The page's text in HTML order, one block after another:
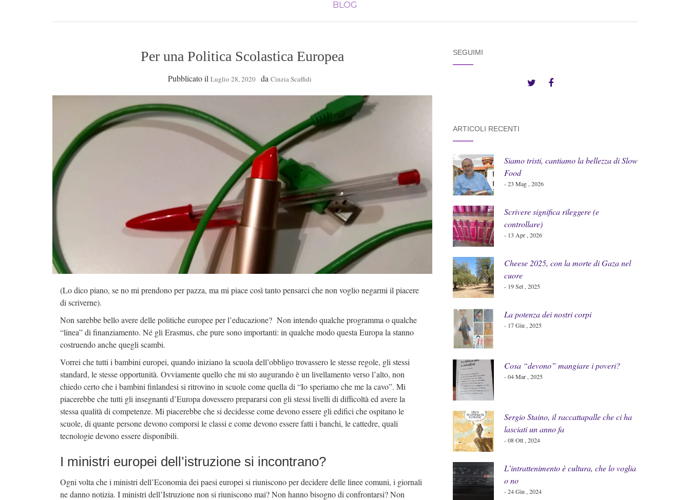
BLOG
Per una Politica Scolastica Europea
Pubblicato il Luglio 28, 2020 da Cinzia Scaffidi
(Lo dico piano, se no mi prendono per pazza, ma mi piace così tanto pensarci che non voglio negarmi il piacere
di scriverne).
Non sarebbe bello avere delle politiche europee per l’educazione? Non intendo qualche programma o qualche
“linea” di finanziamento. Né gli Erasmus, che pure sono importanti: in qualche modo questa Europa la stanno
costruendo anche quegli scambi.
Vorrei che tutti i bambini europei, quando iniziano la scuola dell’obbligo trovassero le stesse regole, gli stessi
standard, le stesse opportunità. Ovviamente quello che mi sto augurando è un livellamento verso l’alto, non
chiedo certo che i bambini finlandesi si ritrovino in scuole come quella di “Io speriamo che me la cavo”. Mi
piacerebbe che tutti gli insegnanti d’Europa dovessero prepararsi con gli stessi livelli di difficoltà ed avere la
stessa qualità di competenze. Mi piacerebbe che si decidesse come devono essere gli edifici che ospitano le
scuole, di quante persone devono comporsi le classi e come devono essere fatti i banchi, le cattedre, quali
tecnologie devono essere disponibili.
I ministri europei dell’istruzione si incontrano?
Ogni volta che i ministri dell’Economia dei paesi europei si riuniscono per decidere delle linee comuni, i giornali
ne danno notizia. I ministri dell’Istruzione non si riuniscono mai? Non hanno bisogno di confrontarsi? Non
SEGUIMI
ARTICOLI RECENTI
Siamo tristi, cantiamo la bellezza di Slow
Food
- 23 Mag , 2026
Scrivere significa rileggere (e
controllare)
- 13 Apr , 2026
Cheese 2025, con la morte di Gaza nel
cuore
- 19 Set , 2025
La potenza dei nostri corpi
- 17 Giu , 2025
Cosa “devono” mangiare i poveri?
- 04 Mar , 2025
Sergio Staino, il raccattapalle che ci ha
lasciati un anno fa
- 08 Ott , 2024
L’intrattenimento è cultura, che lo voglia
o no
- 24 Giu , 2024